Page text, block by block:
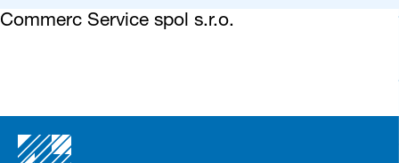
Commerc Service spol s.r.o.